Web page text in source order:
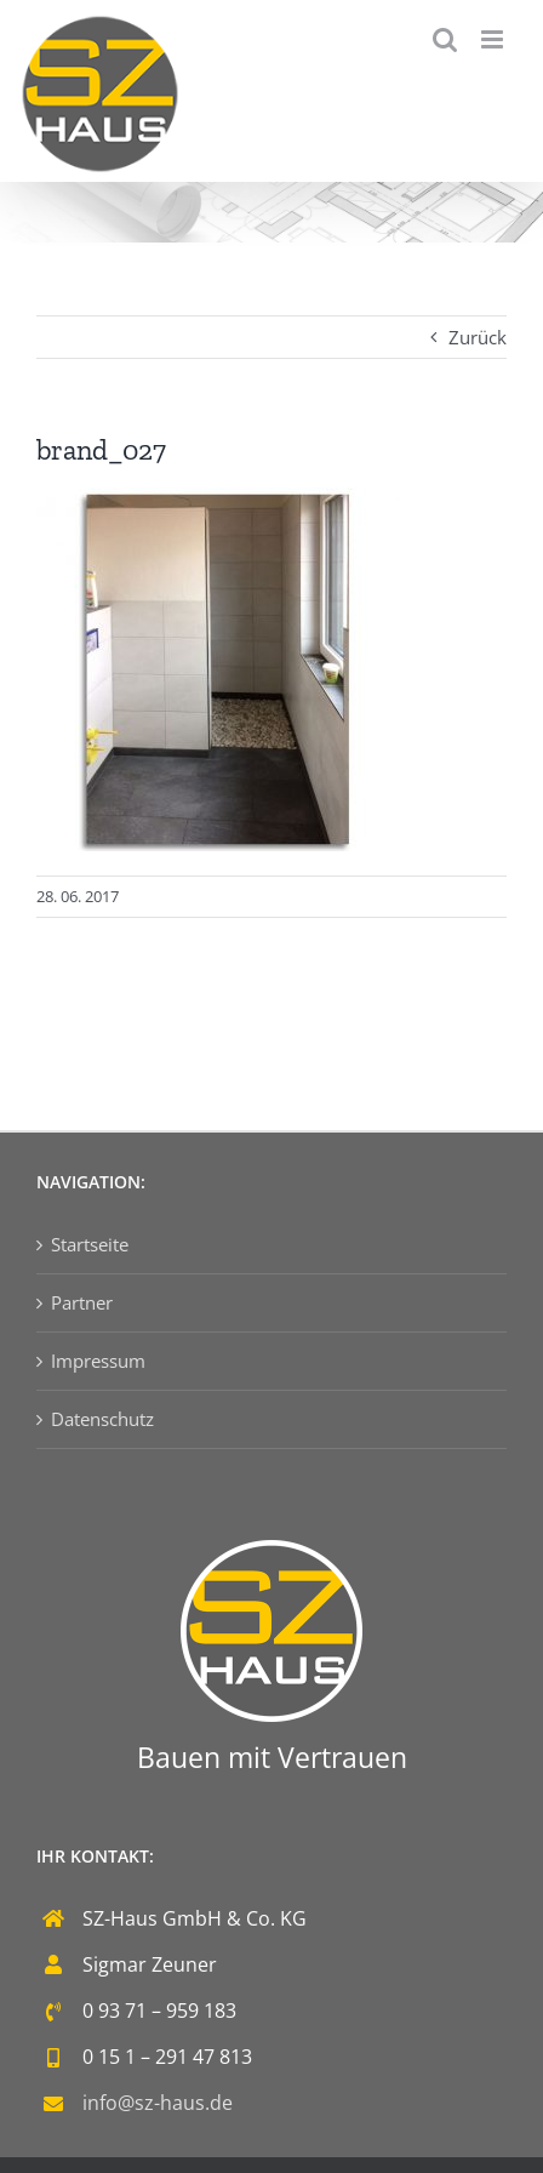
Inhalt
springen
Zurück
brand_027
28. 06. 2017
NAVIGATION:
Startseite
Partner
Impressum
Datenschutz
Bauen mit Vertrauen
IHR KONTAKT:
SZ-Haus GmbH & Co. KG
Sigmar Zeuner
0 93 71 – 959 183
0 15 1 – 291 47 813
info@sz-haus.de